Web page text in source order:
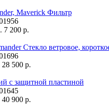
Maverick Фильтр
7 200 р.
Стекло ветровое,
28 500 р.
с защитной пластиной
40 900 р.